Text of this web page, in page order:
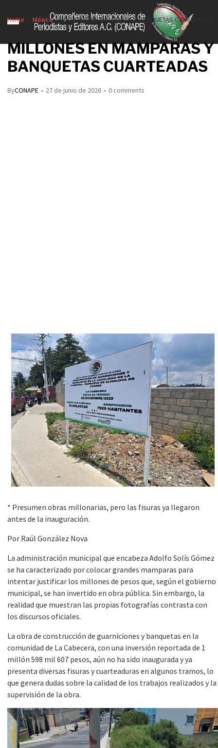
Home México MILLONES EN MAMPARAS Y BANQUETAS CUARTEADAS
MILLONES EN MAMPARAS Y
BANQUETAS CUARTEADAS
ByCONAPE 27 de junio de 2026 0 comments
* Presumen obras millonarias, pero las fisuras ya llegaron
antes de la inauguración.
Por Raúl González Nova
La administración municipal que encabeza Adolfo Solís Gómez
se ha caracterizado por colocar grandes mamparas para
intentar justificar los millones de pesos que, según el gobierno
municipal, se han invertido en obra pública. Sin embargo, la
realidad que muestran las propias fotografías contrasta con
los discursos oficiales.
La obra de construcción de guarniciones y banquetas en la
comunidad de La Cabecera, con una inversión reportada de 1
millón 598 mil 607 pesos, aún no ha sido inaugurada y ya
presenta diversas fisuras y cuarteaduras en algunos tramos, lo
que genera dudas sobre la calidad de los trabajos realizados y la
supervisión de la obra.